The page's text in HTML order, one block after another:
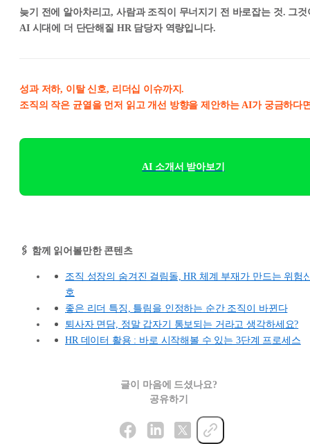
늦기 전에 알아차리고, 사람과 조직이 무너지기 전 바로잡는 것. 그것
AI 시대에 더 단단해질 HR 담당자 역량입니다.
성과 저하, 이탈 신호, 리더십 이슈까지.
조직의 작은 균열을 먼저 읽고 개선 방향을 제안하는 AI가 궁금하다
AI 소개서 받아보기
🖇️ 함께 읽어볼만한 콘텐츠
조직 성장의 숨겨진 걸림돌, HR 체계 부재가 만드는 위험
호
좋은 리더 특징, 틀림을 인정하는 순간 조직이 바뀐다
퇴사자 면담, 정말 갑자기 통보되는 거라고 생각하세요?
HR 데이터 활용 : 바로 시작해볼 수 있는 3단계 프로세스
글이 마음에 드셨나요?
공유하기